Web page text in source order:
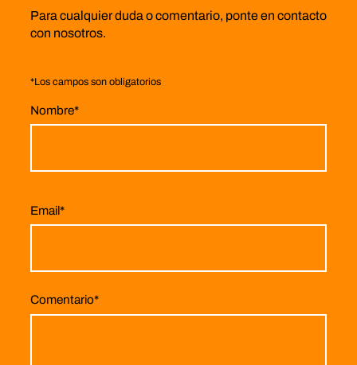
Para cualquier duda o comentario, ponte en contacto
con nosotros.
*Los campos son obligatorios
Nombre*
Email*
Comentario*